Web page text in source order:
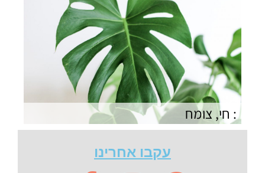
: חי, צומח
עקבו אחרינו